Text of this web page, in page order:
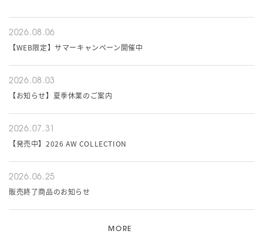
2026.08.06
【WEB限定】サマーキャンペーン開催中
2026.08.03
【お知らせ】夏季休業のご案内
2026.07.31
【発売中】2026 AW COLLECTION
2026.06.25
販売終了商品のお知らせ
MORE